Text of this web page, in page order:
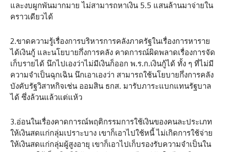
และงบผูกพันมากมาย ไม่สามารถหาเงิน 5.5 แสนล้านมาจ่ายใน
คราวเดียวได้
2.ขาดความรู้เรื่องการบริหารการคลังภาครัฐในเรื่องการหาราย
ได้เงินกู้ และนโยบายกึ่งการคลัง คาดการณ์ผิดพลาดเรื่องการจัด
เก็บรายได้ นึกไปเองว่าไม่มีเงินก็ออก พ.ร.ก.เงินกู้ได้ ทั้ง ๆ ที่ไม่มี
ความจำเป็นฉุกเฉิน นึกเอาเองว่า สามารถใช้นโยบายกึ่งการคลัง
บังคับรัฐวิสาหกิจเช่น ออมสิน ธกส. มารับภาระแบกแทนรัฐบาล
ได้ ซึ่งล้วนแล้วแต่แห้ว
3.อ่อนในเรื่องคาดการณ์พฤติกรรมการใช้เงินของคนละประเภท
ให้เงินสดแก่กลุ่มเปราะบาง เขาก็เอาไปใช้หนี้ ไม่เกิดการใช้จ่าย
ให้เงินสดแก่กลุ่มผู้สูงอายุ เขาก็เอาไปเก็บรองรับความจำเป็นใน